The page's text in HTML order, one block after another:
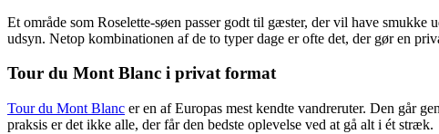
Et område som Roselette-søen passer godt til gæster, der vil have
udsyn. Netop kombinationen af de to typer dage er ofte det, der gør en
Tour du Mont Blanc i privat format
Tour du Mont Blanc er en af Europas mest kendte vandreruter. Den går
praksis er det ikke alle, der får den bedste oplevelse ved at gå alt i ét stræk.